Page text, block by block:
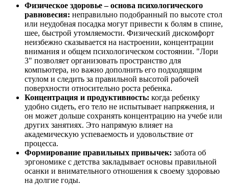
Физическое здоровье – основа психологического
равновесия: неправильно подобранный по высоте стол
или неудобная посадка могут привести к болям в спине,
шее, быстрой утомляемости. Физический дискомфорт
неизбежно сказывается на настроении, концентрации
внимания и общем психологическом состоянии. "Лори
3" позволяет организовать пространство для
компьютера, но важно дополнить его подходящим
стулом и следить за правильной высотой рабочей
поверхности относительно роста ребенка.
Концентрация и продуктивность: когда ребенку
удобно сидеть, его тело не испытывает напряжения, и
он может дольше сохранять концентрацию на учебе или
других занятиях. Это напрямую влияет на
академическую успеваемость и удовольствие от
процесса.
Формирование правильных привычек: забота об
эргономике с детства закладывает основы правильной
осанки и внимательного отношения к своему здоровью
на долгие годы.